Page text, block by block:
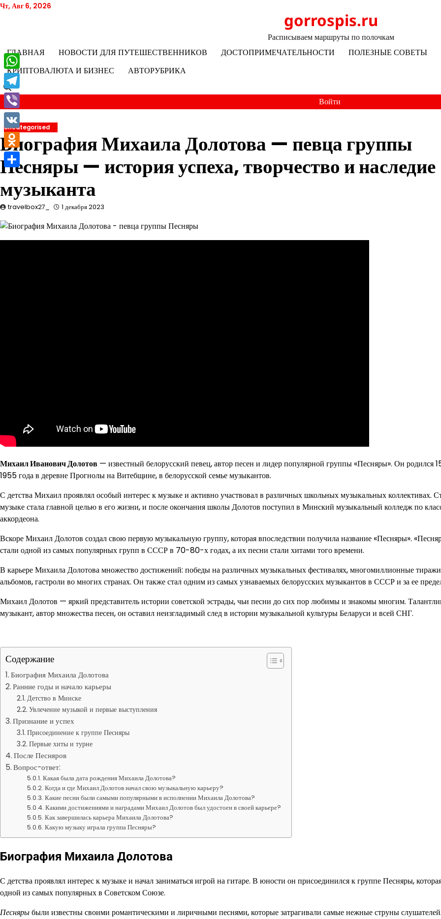
Перейти
Чт, Авг 6, 2026
gorrospis.ru
Расписываем маршруты по полочкам
ГЛАВНАЯ
НОВОСТИ ДЛЯ ПУТЕШЕСТВЕННИКОВ ДОСТОПРИМЕЧАТЕЛЬНОСТИ ПОЛЕЗНЫЕ СОВЕТЫ
КРИПТОВАЛЮТА И БИЗНЕС
АВТОРУБРИКА
Войти
Uncategorised
Биография Михаила Долотова — певца группы
Песняры — история успеха, творчество и наследие
музыканта
travelbox27_ 1 декабря 2023
Михаил Иванович Долотов — известный белорусский певец, автор песен и лидер популярной группы «Песняры». Он родился
1955 года в деревне Прогнолы на Витебщине, в белорусской семье музыкантов.
С детства Михаил проявлял особый интерес к музыке и активно участвовал в различных школьных музыкальных коллективах.
музыке стала главной целью в его жизни, и после окончания школы Долотов поступил в Минский музыкальный колледж по
аккордеона.
Вскоре Михаил Долотов создал свою первую музыкальную группу, которая впоследствии получила название «Песняры».
стали одной из самых популярных групп в СССР в 70-80-х годах, а их песни стали хитами того времени.
В карьере Михаила Долотова множество достижений: победы на различных музыкальных фестивалях, многомиллионные тиражи
альбомов, гастроли во многих странах. Он также стал одним из самых узнаваемых белорусских музыкантов в СССР и за ее
Михаил Долотов — яркий представитель истории советской эстрады, чьи песни до сих пор любимы и знакомы многим.
музыкант, автор множества песен, он оставил неизгладимый след в истории музыкальной культуры Беларуси и всей СНГ.
Содержание
Биография Михаила Долотова
Ранние годы и начало карьеры
Детство в Минске
Увлечение музыкой и первые выступления
Признание и успех
Присоединение к группе Песняры
Первые хиты и турне
После Песняров
Вопрос-ответ:
Какая была дата рождения Михаила Долотова?
Когда и где Михаил Долотов начал свою музыкальную карьеру?
Какие песни были самыми популярными в исполнении Михаила Долотова?
Какими достижениями и наградами Михаил Долотов был удостоен в своей карьере?
Как завершилась карьера Михаила Долотова?
Какую музыку играла группа Песняры?
Биография Михаила Долотова
С детства проявлял интерес к музыке и начал заниматься игрой на гитаре. В юности он присоединился к группе Песняры,
одной из самых популярных в Советском Союзе.
Песнярыбыли известны своими романтическими и лиричными песнями, которые затрагивали самые нежные струны слушателей.
WhatsApp
Telegram
Viber
VK
Odnoklassniki
Отправить